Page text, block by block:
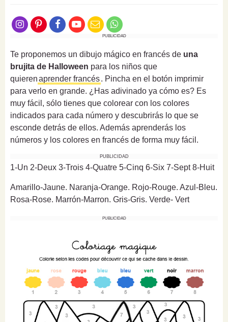
PUBLICIDAD
Te proponemos un dibujo mágico en francés de una
brujita de Halloween para los niños que
quierenaprender francés. Pincha en el botón imprimir
para verlo en grande. ¿Has adivinado ya cómo es? Es
muy fácil, sólo tienes que colorear con los colores
indicados para cada número y descubrirás lo que se
esconde detrás de ellos. Además aprenderás los
números y los colores en francés de forma muy fácil.
PUBLICIDAD
1-Un 2-Deux 3-Trois 4-Quatre 5-Cinq 6-Six 7-Sept 8-Huit
Amarillo-Jaune. Naranja-Orange. Rojo-Rouge. Azul-Bleu.
Rosa-Rose. Marrón-Marron. Gris-Gris. Verde- Vert
PUBLICIDAD